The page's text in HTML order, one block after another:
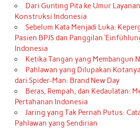
Dari Gunting Pita ke Umur
Konstruksi Indonesia
Sebelum Kata Menjadi Luka:
Pasien BPJS dan Panggilan
Indonesia
Ketika Tangan yang Membangun
Pahlawan yang Dilupakan
dari Spider-Man: Brand New Day
Beras, Rempah, dan Kedaulatan:
Pertahanan Indonesia
Jaring yang Tak Pernah Putus:
Pahlawan yang Sendirian